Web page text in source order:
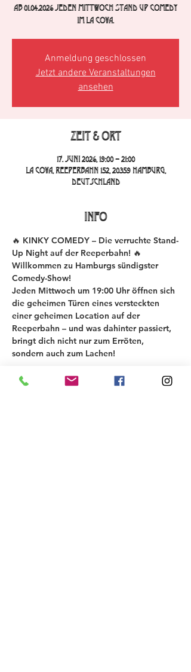
Ab 01.04.2026 jeden Mittwoch Stand Up Comedy
im La Cova.
Anmeldung geschlossen
Jetzt andere Veranstaltungen
ansehen
Zeit & Ort
17. Juni 2026, 19:00 – 21:00
La Cova, Reeperbahn 152, 20359 Hamburg,
Deutschland
INFO
🔥 KINKY COMEDY – Die verruchte Stand-
Up Night auf der Reeperbahn! 🔥
Willkommen zu Hamburgs sündigster
Comedy-Show!
Jeden Mittwoch um 19:00 Uhr öffnen sich
die geheimen Türen eines versteckten
einer geheimen Location auf der
Reeperbahn – und was dahinter passiert,
bringt dich nicht nur zum Erröten,
sondern auch zum Lachen!
Bei der KINKY COMEDY New Material